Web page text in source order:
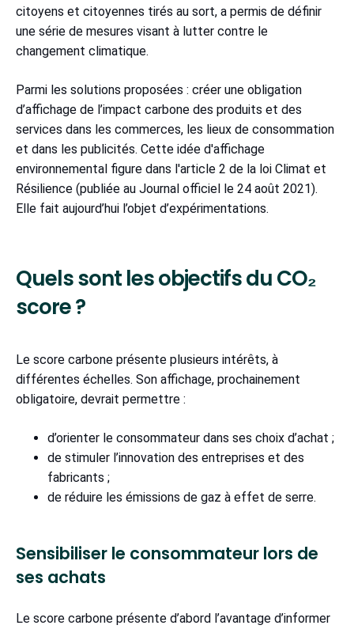
citoyens et citoyennes tirés au sort, a permis de définir
une série de mesures visant à lutter contre le
changement climatique.
Parmi les solutions proposées : créer une obligation
d’affichage de l’impact carbone des produits et des
services dans les commerces, les lieux de consommation
et dans les publicités. Cette idée d'affichage
environnemental figure dans l'article 2 de la loi Climat et
Résilience (publiée au Journal officiel le 24 août 2021).
Elle fait aujourd’hui l’objet d’expérimentations.
Quels sont les objectifs du CO₂
score ?
Le score carbone présente plusieurs intérêts, à
différentes échelles. Son affichage, prochainement
obligatoire, devrait permettre :
d’orienter le consommateur dans ses choix d’achat ;
de stimuler l’innovation des entreprises et des
fabricants ;
de réduire les émissions de gaz à effet de serre.
Sensibiliser le consommateur lors de
ses achats
Le score carbone présente d’abord l’avantage d’informer